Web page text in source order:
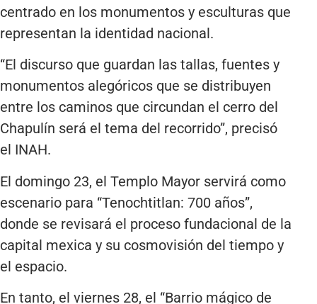
centrado en los monumentos y esculturas que
representan la identidad nacional.
“El discurso que guardan las tallas, fuentes y
monumentos alegóricos que se distribuyen
entre los caminos que circundan el cerro del
Chapulín será el tema del recorrido”, precisó
el INAH.
El domingo 23, el Templo Mayor servirá como
escenario para “Tenochtitlan: 700 años”,
donde se revisará el proceso fundacional de la
capital mexica y su cosmovisión del tiempo y
el espacio.
En tanto, el viernes 28, el “Barrio mágico de